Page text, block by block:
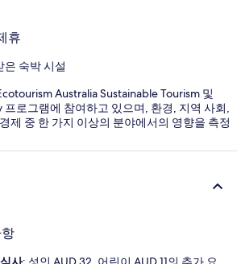
휴
은 숙박 시설
Australia Sustainable Tourism 및
프로그램에 참여하고 있으며, 환경, 지역 사회,
제 중 한 가지 이상의 분야에서의 영향을 측정